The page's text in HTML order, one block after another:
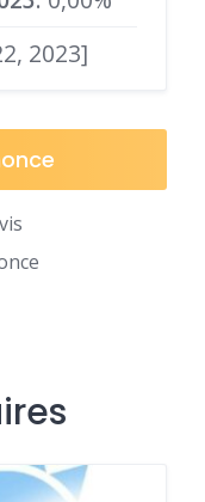
2023]